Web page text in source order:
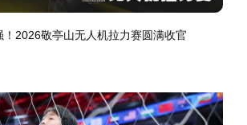
！2026敬亭山无人机拉力赛圆满收官